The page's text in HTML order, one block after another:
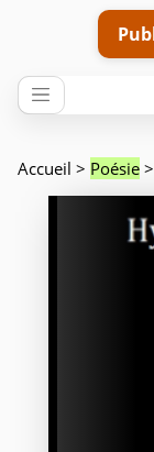
Accueil > Poésie